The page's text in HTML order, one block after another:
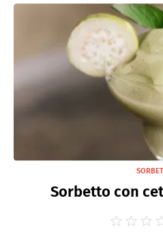
Sorbetto con